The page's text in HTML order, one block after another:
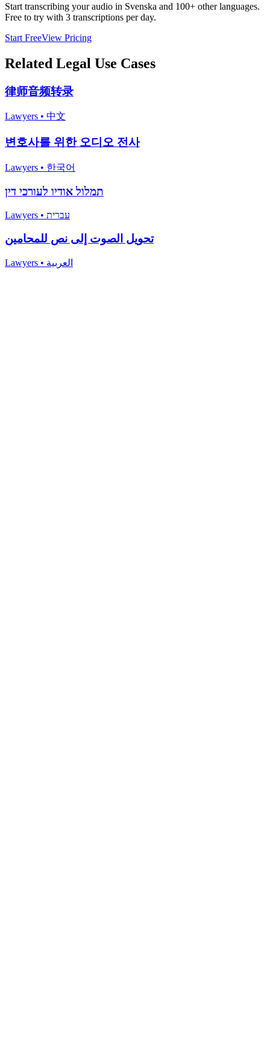
Start transcribing your audio in Svenska and 100+ other languages.
Free to try with 3 transcriptions per day.
Start FreeView Pricing
Related Legal Use Cases
律师音频转录
Lawyers • 中文
변호사를 위한 오디오 전사
Lawyers • 한국어
תמלול אודיו לעורכי דין
Lawyers • עברית
تحويل الصوت إلى نص للمحامين
Lawyers • العربية